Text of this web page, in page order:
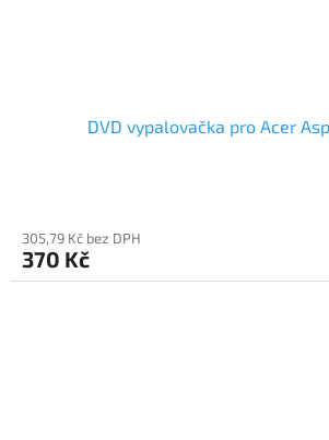
DVD vypalovačka pro Acer
305,79 Kč bez DPH
370 Kč